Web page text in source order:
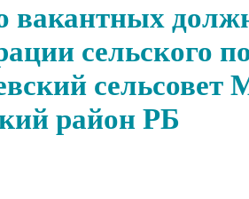
вакантных
сельского
сельсовет
район РБ